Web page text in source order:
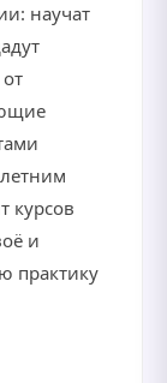
научат
курсов
и
практику